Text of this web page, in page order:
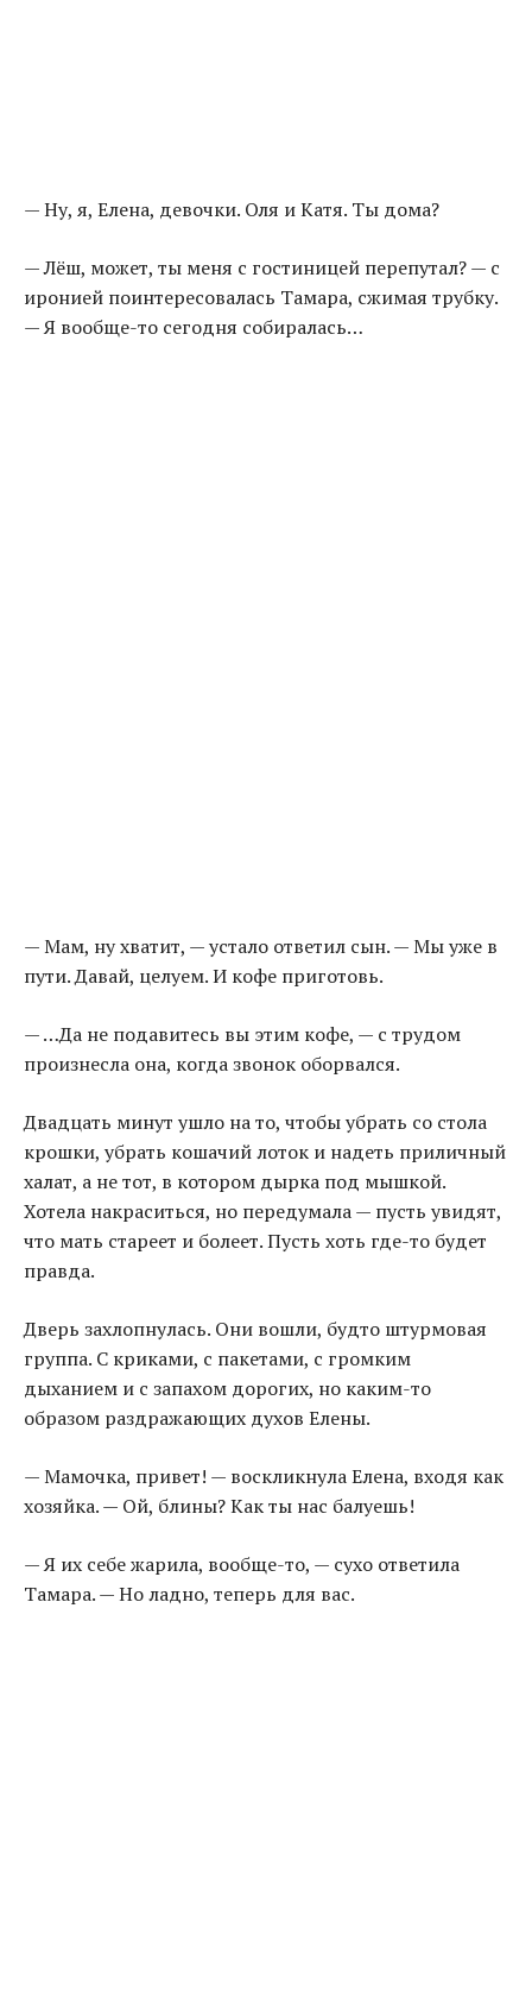
— Ну, я, Елена, девочки. Оля и Катя. Ты дома?
— Лёш, может, ты меня с гостиницей перепутал? — с
иронией поинтересовалась Тамара, сжимая трубку.
— Я вообще-то сегодня собиралась…
— Мам, ну хватит, — устало ответил сын. — Мы уже в
пути. Давай, целуем. И кофе приготовь.
— …Да не подавитесь вы этим кофе, — с трудом
произнесла она, когда звонок оборвался.
Двадцать минут ушло на то, чтобы убрать со стола
крошки, убрать кошачий лоток и надеть приличный
халат, а не тот, в котором дырка под мышкой.
Хотела накраситься, но передумала — пусть увидят,
что мать стареет и болеет. Пусть хоть где-то будет
правда.
Дверь захлопнулась. Они вошли, будто штурмовая
группа. С криками, с пакетами, с громким
дыханием и с запахом дорогих, но каким-то
образом раздражающих духов Елены.
— Мамочка, привет! — воскликнула Елена, входя как
хозяйка. — Ой, блины? Как ты нас балуешь!
— Я их себе жарила, вообще-то, — сухо ответила
Тамара. — Но ладно, теперь для вас.